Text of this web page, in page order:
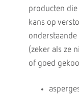
producten die
kans op
(zeker als ze
of goed